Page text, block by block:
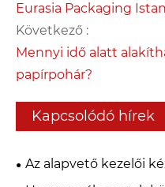
Eurasia Packaging
Következő :
Mennyi idő alatt
papírpohár?
Kapcsolódó hírek
Az alapvető kezelői
papírpohárgépekhez